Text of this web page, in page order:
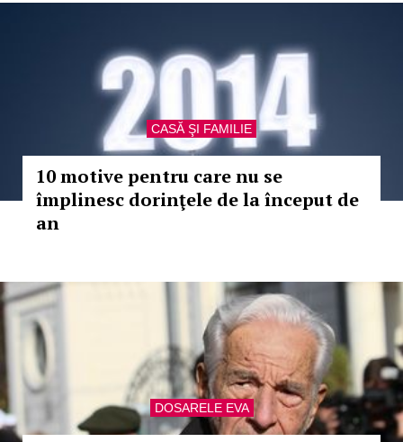
CASĂ ŞI FAMILIE
10 motive pentru care nu se
împlinesc dorinţele de la început de
an
DOSARELE EVA